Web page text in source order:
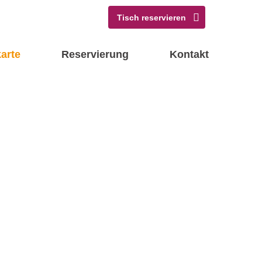
Tisch reservieren
Reservierung Kontakt